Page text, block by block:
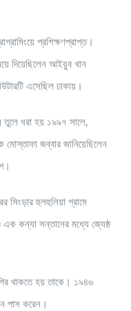
প্রশিক্ষণপ্রাপ্ত।
দিয়েছিলেন আইয়ুব খান
এসেছিল ঢাকায়।
তুলে ধরা হয় ১৯৯৭ সালে,
মোস্তাফা জব্বার জানিয়েছিলেন
সিংড়ার হুলহুলিয়া গ্রামে
কন্যা সন্তানের মধ্যে জ্যেষ্ঠ
থাকতে হয় তাকে। ১৯৪৬
পাস করেন।